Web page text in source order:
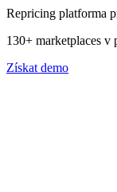
Repricing platforma
130+ marketplaces v
Získat demo